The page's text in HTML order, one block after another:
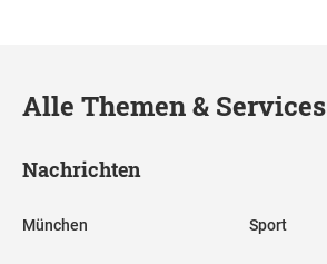
Alle Themen & Services
Nachrichten
München Sport